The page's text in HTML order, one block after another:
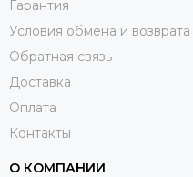
Гарантия
Условия обмена и возврата
Обратная связь
Доставка
Оплата
Контакты
О КОМПАНИИ